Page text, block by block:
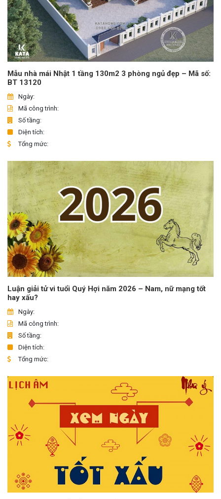
Mẫu nhà mái Nhật 1 tầng 130m2 3 phòng ngủ đẹp – Mã số:
BT 13120
Ngày:
Mã công trình:
Số tầng:
Diện tích:
Tổng mức:
Luận giải tử vi tuổi Quý Hợi năm 2026 – Nam, nữ mạng tốt
hay xấu?
Ngày:
Mã công trình:
Số tầng:
Diện tích:
Tổng mức: